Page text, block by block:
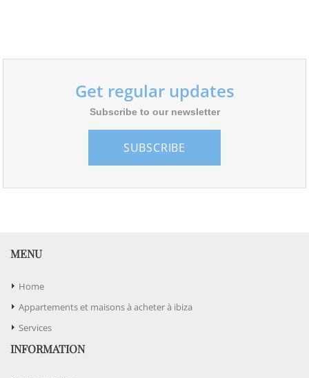
Get regular updates
Subscribe to our newsletter
SUBSCRIBE
MENU
Home
Appartements et maisons à acheter à ibiza
Services
INFORMATION